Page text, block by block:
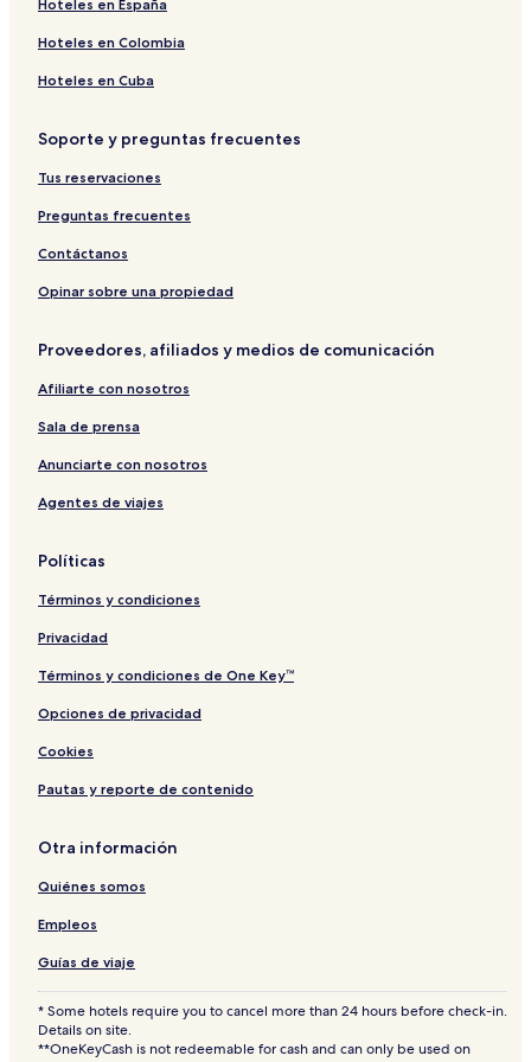
o
l
d
e
o
s
e
H
o
e
P
a
r
a
s
V
i
l
l
e
T
a
u
e
y
s
u
Hoteles en España
Hoteles en Colombia
Hoteles en Cuba
Soporte y preguntas frecuentes
Tus reservaciones
Preguntas frecuentes
Contáctanos
Opinar sobre una propiedad
Proveedores, afiliados y medios de comunicación
Afiliarte con nosotros
Sala de prensa
Anunciarte con nosotros
Agentes de viajes
Políticas
Términos y condiciones
Privacidad
Términos y condiciones de One Key™
Opciones de privacidad
Cookies
Pautas y reporte de contenido
Otra información
Quiénes somos
Empleos
Guías de viaje
* Some hotels require you to cancel more than 24 hours before check-in.
Details on site.
**OneKeyCash is not redeemable for cash and can only be used on